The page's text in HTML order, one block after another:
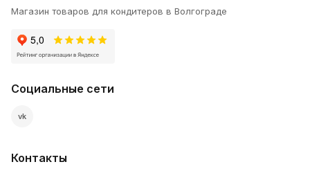
Магазин товаров для кондитеров в Волгограде
Социальные сети
vk
Контакты